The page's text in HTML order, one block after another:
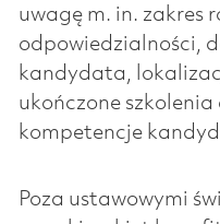
uwagę m. in. zakres
odpowiedzialności,
kandydata,
ukończone
kompetencje
Poza ustawowymi